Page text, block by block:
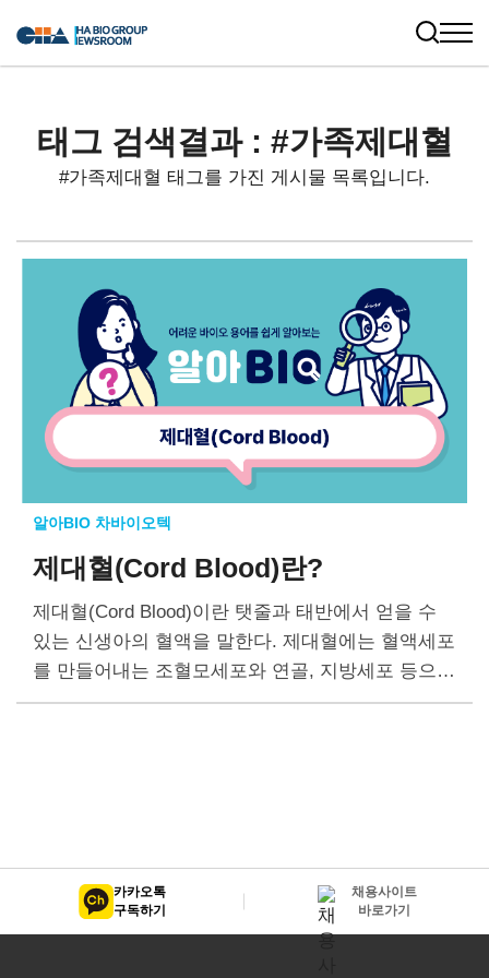
태그 검색결과 : #가족제대혈
#가족제대혈 태그를 가진 게시물 목록입니다.
알아BIO 차바이오텍
제대혈(Cord Blood)란?
제대혈(Cord Blood)이란 탯줄과 태반에서 얻을 수
있는 신생아의 혈액을 말한다. 제대혈에는 혈액세포
를 만들어내는 조혈모세포와 연골, 지방세포 등으로
분화하는 중간엽줄기세포가 다량 포함되어 있다.
카카오톡
구독하기
채용사이트
바로가기